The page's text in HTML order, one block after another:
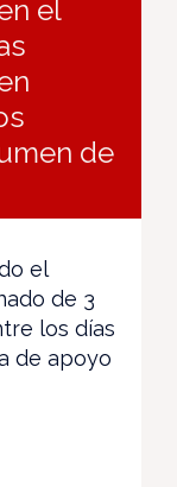
el
de
el
de 3
los días
de apoyo